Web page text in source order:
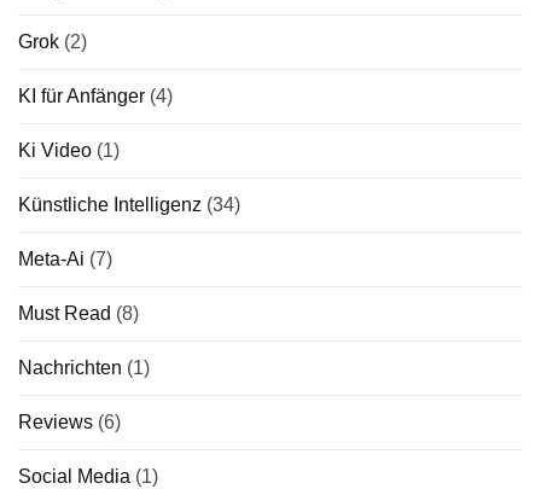
Grok (2)
KI für Anfänger (4)
Ki Video (1)
Künstliche Intelligenz (34)
Meta-Ai (7)
Must Read (8)
Nachrichten (1)
Reviews (6)
Social Media (1)